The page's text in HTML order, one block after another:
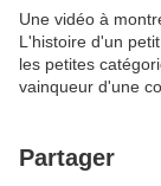
Une vidéo à
L'histoire d'un
les petites
vainqueur d'une
Partager